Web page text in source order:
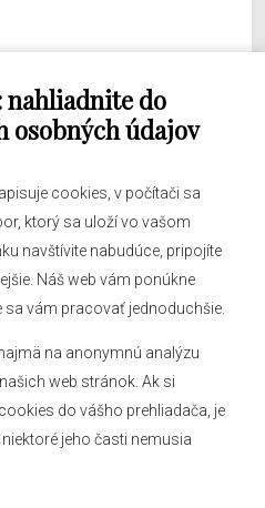
nahliadnite do
osobných údajov
cookies, v počítači sa
ktorý sa uloží vo vašom
navštívite nabudúce, pripojíte
Náš web vám ponúkne
vám pracovať jednoduchšie.
na anonymnú analýzu
web stránok. Ak si
do vášho prehliadača, je
jeho časti nemusia